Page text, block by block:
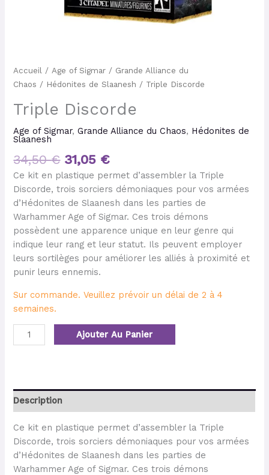
Accueil /Age of Sigmar / Grande Alliance du
Chaos / Hédonites de Slaanesh / Triple Discorde
Triple Discorde
Age of Sigmar,Grande Alliance du Chaos, Hédonites de
Slaanesh
34,50€ 31,05 €
Ce kit en plastique permet d’assembler la Triple
Discorde, trois sorciers démoniaques pour vos armées
d’Hédonites de Slaanesh dans les parties de
Warhammer Age of Sigmar. Ces trois démons
possèdent une apparence unique en leur genre qui
indique leur rang et leur statut. Ils peuvent employer
leurs sortilèges pour améliorer les alliés à proximité et
punir leurs ennemis.
Sur commande. Veuillez prévoir un délai de 2 à 4
semaines.
Ajouter Au Panier
Description
Ce kit en plastique permet d’assembler la Triple
Discorde, trois sorciers démoniaques pour vos armées
d’Hédonites de Slaanesh dans les parties de
Warhammer Age of Sigmar. Ces trois démons